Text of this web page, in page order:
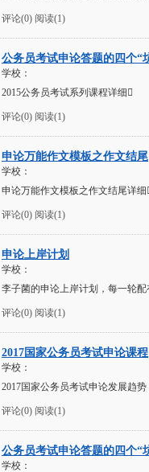
评论(0) 阅读(1)
公务员考试申论答题的四个“
学校：
2015公务员考试系列课程详细
评论(0) 阅读(1)
申论万能作文模板之作文结尾
学校：
申论万能作文模板之作文结尾详细
评论(0) 阅读(1)
申论上岸计划
学校：
李子菌的申论上岸计划，每一轮
评论(0) 阅读(1)
2017国家公务员考试申论课程
学校：
2017国家公务员考试申论发展趋
评论(0) 阅读(1)
公务员考试申论答题的四个“
学校：